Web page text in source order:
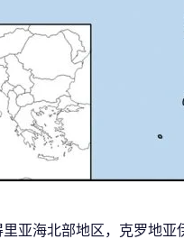
亚海北部地区，克罗地